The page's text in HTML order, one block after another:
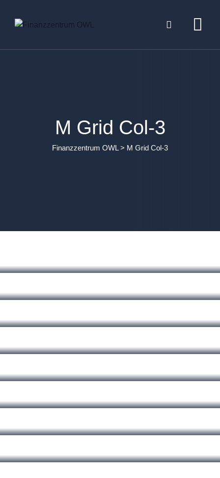
M Grid Col-3
Finanzzentrum OWL> M Grid Col-3